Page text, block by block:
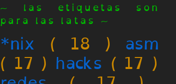
~ las etiquetas son
para las latas ~
*nix ( 18 ) asm
( 17 ) hacks ( 17 )